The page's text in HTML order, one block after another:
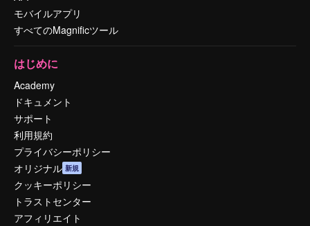
モバイルアプリ
すべてのMagnificツール
はじめに
Academy
ドキュメント
サポート
利用規約
プライバシーポリシー
オリジナル 新規
クッキーポリシー
トラストセンター
アフィリエイト